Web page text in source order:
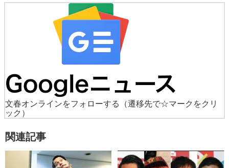
文春オンラインをフォローする
（遷移先で☆マークをクリ
ック）
関連記事